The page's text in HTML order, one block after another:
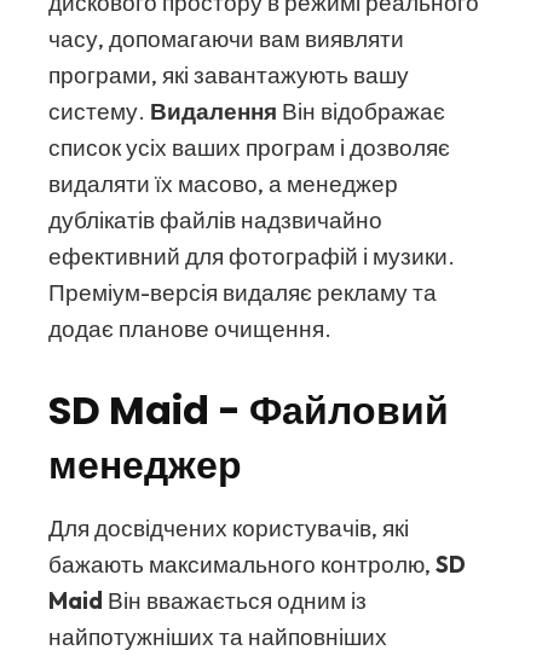
часу, допомагаючи вам виявляти
програми, які завантажують вашу
систему. Видалення Він відображає
список усіх ваших програм і дозволяє
видаляти їх масово, а менеджер
дублікатів файлів надзвичайно
ефективний для фотографій і музики.
Преміум-версія видаляє рекламу та
додає планове очищення.
SD Maid - Файловий
менеджер
Для досвідчених користувачів, які
бажають максимального контролю,SD
Maid Він вважається одним із
найпотужніших та найповніших